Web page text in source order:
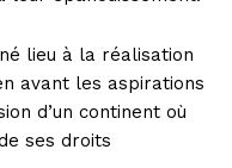
lieu à la réalisation
avant les aspirations
d’un continent où
ses droits